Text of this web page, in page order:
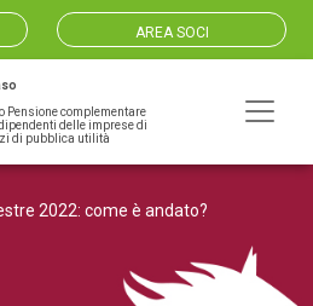
AREA SOCI
Pensione complementare
delle imprese di
di pubblica utilità
2022: come è andato?